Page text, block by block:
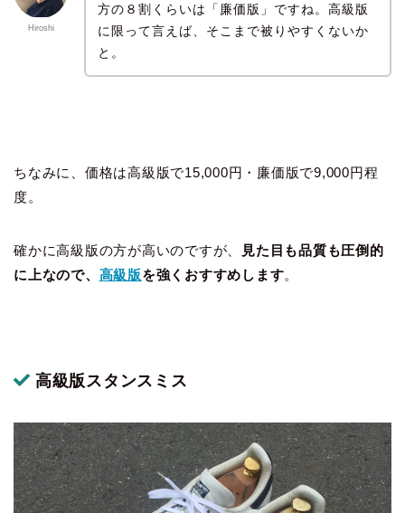
Hiroshi
方の８割くらいは「廉価版」ですね。高級版
に限って言えば、そこまで被りやすくないか
と。
ちなみに、価格は高級版で15,000円・廉価版で9,000円程
度。
確かに高級版の方が高いのですが、
見た目も品質も圧倒的
に上なので、 高級版を強くおすすめします。
高級版スタンスミス